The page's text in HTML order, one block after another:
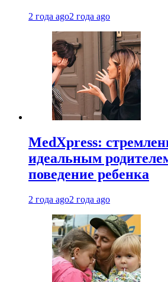
2 года ago2 года ago
MedXpress:
идеальным
поведение ребенка
2 года ago2 года ago